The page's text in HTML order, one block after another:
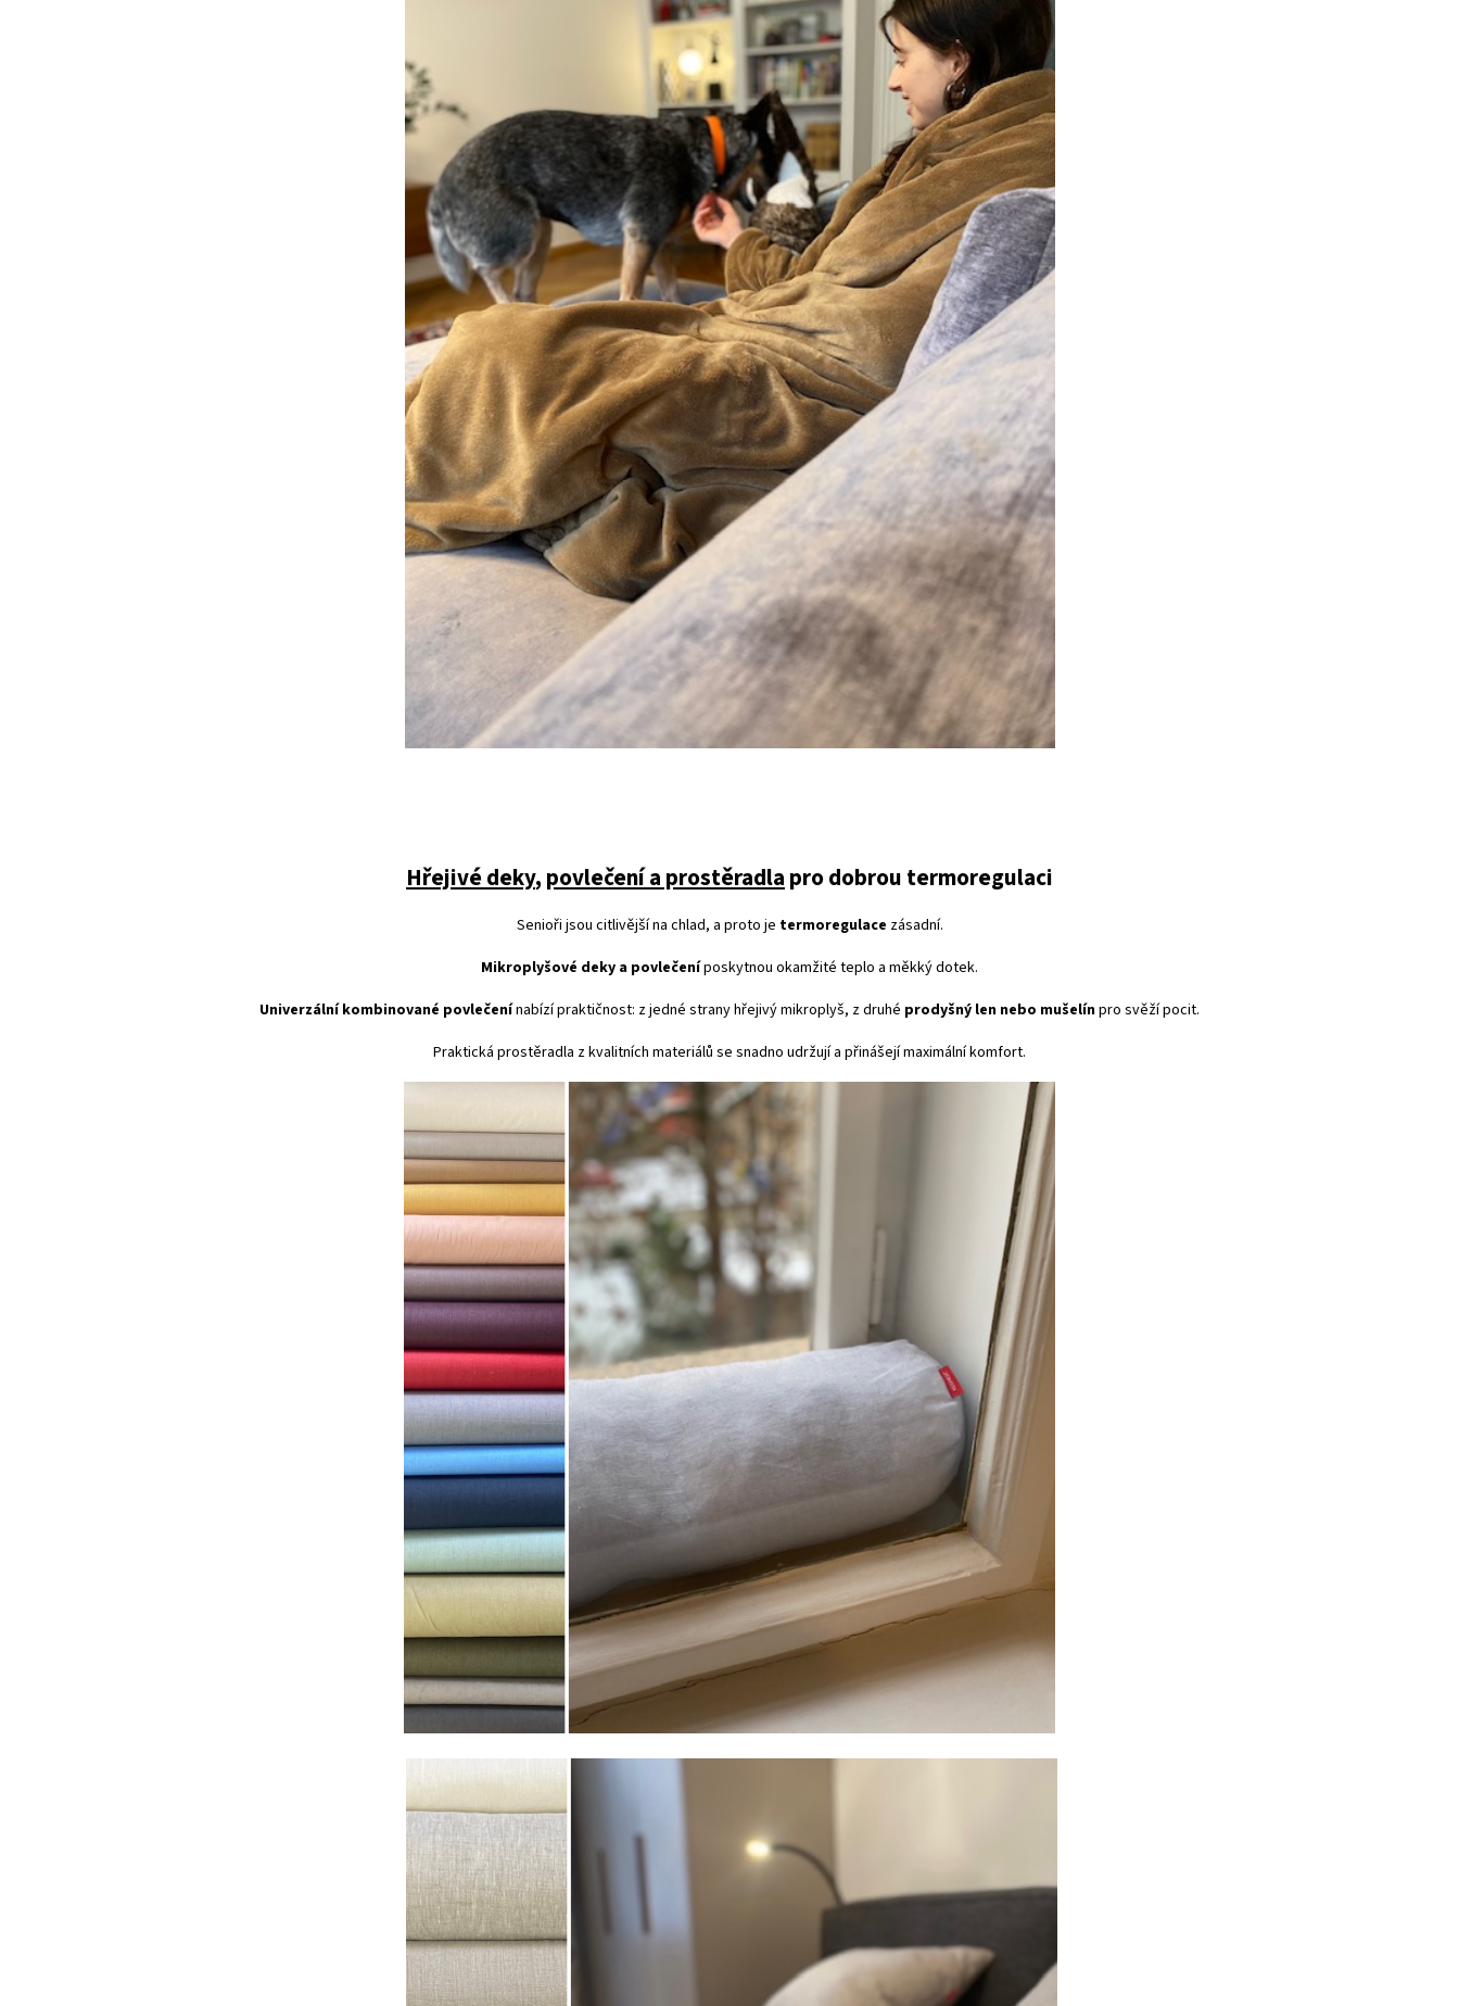
Hřejivé deky, povlečení a prostěradla pro dobrou termoregulaci
Senioři jsou citlivější na chlad, a proto je termoregulace zásadní.
Mikroplyšové deky a povlečeníposkytnou okamžité teplo a měkký dotek.
Univerzální kombinované povlečenínabízí praktičnost: z jedné strany hřejivý mikroplyš, z druhé prodyšný len nebo mušelínpro svěží pocit.
Praktická prostěradla z kvalitních materiálů se snadno udržují a přinášejí maximální komfort.